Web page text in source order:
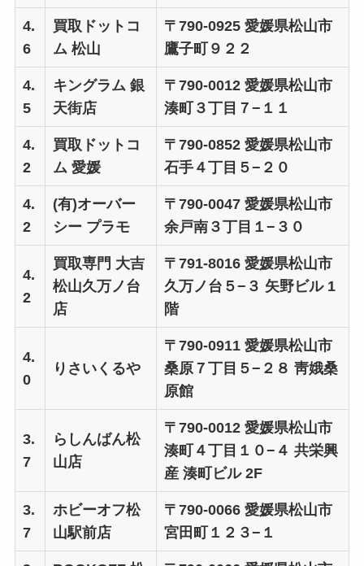
4.
6
買取ドットコ
ム 松山
〒790-0925 愛媛県松山市
鷹子町９２２
4.
5
キングラム 銀
天街店
〒790-0012 愛媛県松山市
湊町３丁目７−１１
4.
2
買取ドットコ
ム 愛媛
〒790-0852 愛媛県松山市
石手４丁目５−２０
4.
2
(有)オーバー
シー プラモ
〒790-0047 愛媛県松山市
余戸南３丁目１−３０
4.
2
買取専門 大吉
松山久万ノ台
店
〒791-8016 愛媛県松山市
久万ノ台５−３ 矢野ビル 1
階
4.
0
りさいくるや
〒790-0911 愛媛県松山市
桑原７丁目５−２８ 靑娥桑
原館
3.
7
らしんばん松
山店
〒790-0012 愛媛県松山市
湊町４丁目１０−４ 共栄興
産 湊町ビル 2F
3.
7
ホビーオフ松
山駅前店
〒790-0066 愛媛県松山市
宮田町１２３−１